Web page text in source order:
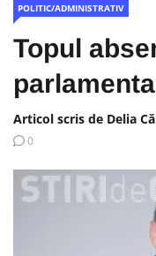
POLITIC/ADMINISTRATIV
Topul
Articol scris de Delia
0